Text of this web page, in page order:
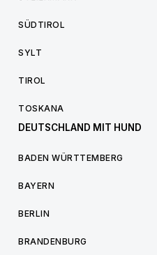
SÜDTIROL
SYLT
TIROL
TOSKANA
DEUTSCHLAND MIT HUND
BADEN WÜRTTEMBERG
BAYERN
BERLIN
BRANDENBURG